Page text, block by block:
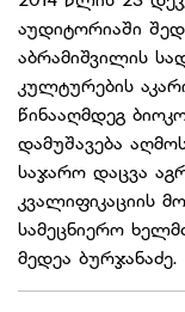
აუდიტორიაში
აბრამიშვილის
კულტურების
წინააღმდეგ
დამუშავება
საჯარო დაცვა
კვალიფიკაციის
სამეცნიერო
მედეა ბურჯანაძე.